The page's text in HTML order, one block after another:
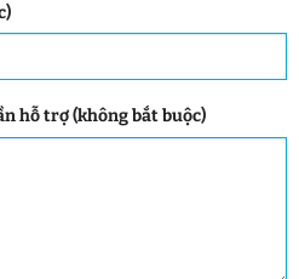
hỗ trợ (không bắt buộc)